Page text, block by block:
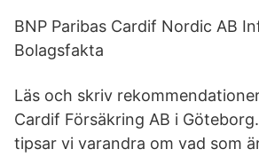
BNP Paribas Cardif Nordic AB
Bolagsfakta
Läs och skriv
Cardif Försäkring AB i
tipsar vi varandra om vad som